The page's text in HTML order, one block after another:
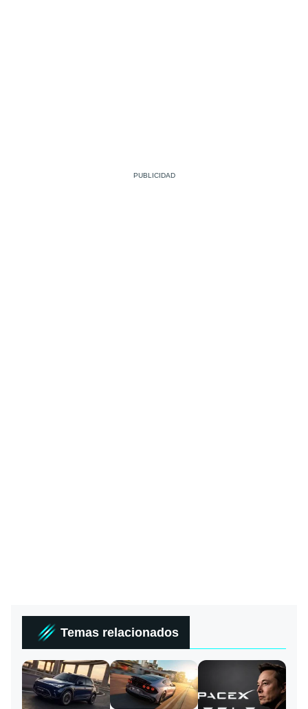
Temas relacionados